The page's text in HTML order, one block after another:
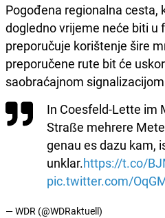
Pogođena regionalna cesta,
dogledno vrijeme neće biti u
preporučuje korištenje šire
preporučene rute bit će
saobraćajnom
In Coesfeld-Lette im
Straße mehrere
genau es dazu kam,
unklar.https://t.co/
pic.twitter.com/
— WDR (@WDRaktuell)